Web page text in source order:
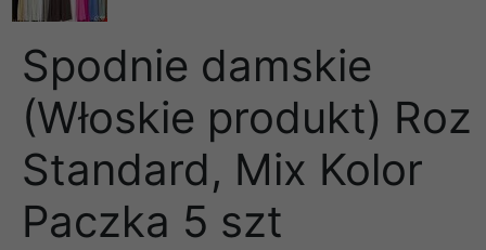
Spodnie damskie
(Włoskie produkt) Roz
Standard, Mix Kolor
Paczka 5 szt